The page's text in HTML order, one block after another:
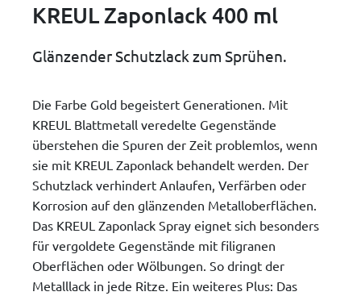
KREUL Zaponlack 400 ml
Glänzender Schutzlack zum Sprühen.
Die Farbe Gold begeistert Generationen. Mit
KREUL Blattmetall veredelte Gegenstände
überstehen die Spuren der Zeit problemlos, wenn
sie mit KREUL Zaponlack behandelt werden. Der
Schutzlack verhindert Anlaufen, Verfärben oder
Korrosion auf den glänzenden Metalloberflächen.
Das KREUL Zaponlack Spray eignet sich besonders
für vergoldete Gegenstände mit filigranen
Oberflächen oder Wölbungen. So dringt der
Metalllack in jede Ritze. Ein weiteres Plus: Das